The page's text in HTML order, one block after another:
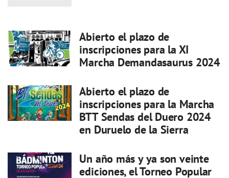
Abierto el plazo de
inscripciones para la XI
Marcha Demandasaurus 2024
Abierto el plazo de
inscripciones para la Marcha
BTT Sendas del Duero 2024
en Duruelo de la Sierra
Un año más y ya son veinte
ediciones, el Torneo Popular